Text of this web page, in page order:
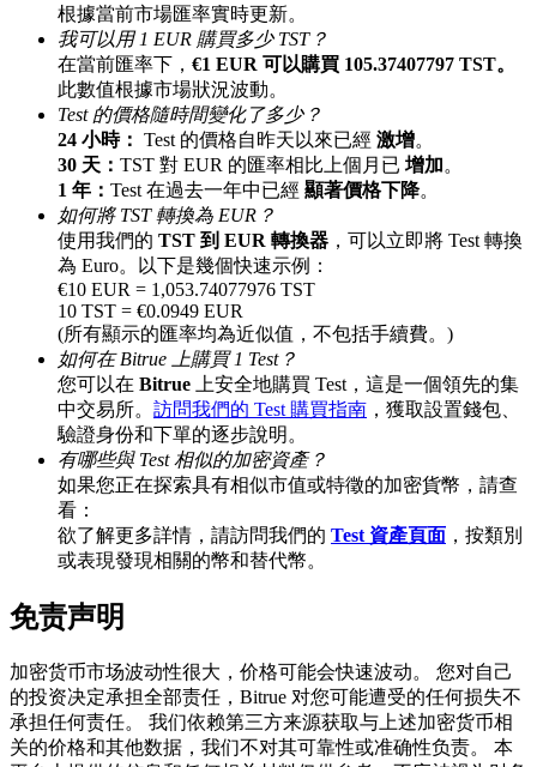
邀请好友
邀請朋友獲得現金獎勵
充值CASHCAT & 赢取
瓜分 500000 CASHCAT 獎池
BitMart 用戶遷移專享
根據當前市場匯率實時更新。
我可以用 1 EUR 購買多少 TST？
在當前匯率下， €1 EUR 可以購買 105.37407797 TST。
此數值根據市場狀況波動。
Test 的價格隨時間變化了多少？
24 小時： Test 的價格自昨天以來已經 激增。
30 天： TST 對 EUR 的匯率相比上個月已 增加。
1 年： Test 在過去一年中已經 顯著價格下降。
如何將 TST 轉換為 EUR？
使用我們的 TST 到 EUR 轉換器 ，可以立即將 Test 轉換
為 Euro。以下是幾個快速示例：
€10 EUR = 1,053.74077976 TST
10 TST = €0.0949 EUR
(所有顯示的匯率均為近似值，不包括手續費。)
如何在 Bitrue 上購買 1 Test？
您可以在 Bitrue 上安全地購買 Test，這是一個領先的集
中交易所。 訪問我們的 Test 購買指南 ，獲取設置錢包、
驗證身份和下單的逐步說明。
有哪些與 Test 相似的加密資產？
如果您正在探索具有相似市值或特徵的加密貨幣，請查
看：
欲了解更多詳情，請訪問我們的 Test 資產頁面 ，按類別
或表現發現相關的幣和替代幣。
免责声明
加密货币市场波动性很大，价格可能会快速波动。 您对自己
的投资决定承担全部责任，Bitrue 对您可能遭受的任何损失不
承担任何责任。 我们依赖第三方来源获取与上述加密货币相
关的价格和其他数据，我们不对其可靠性或准确性负责。 本